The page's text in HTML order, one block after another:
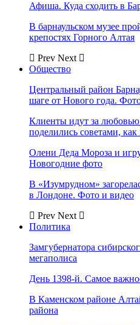
Афиша. Куда сходить в
В барнаульском музее
крепостях Горного Алтая
Prev Next
Общество
Центральный район
шаге от Нового года.
Клиенты идут за
поделились советами,
Олени Деда Мороза и
Новогодние фото
В «Изумрудном»
в Лондоне. Фото и видео
Prev Next
Политика
Замгубернатора
мегаполиса
День 1398-й. Самое
В Каменском районе
района